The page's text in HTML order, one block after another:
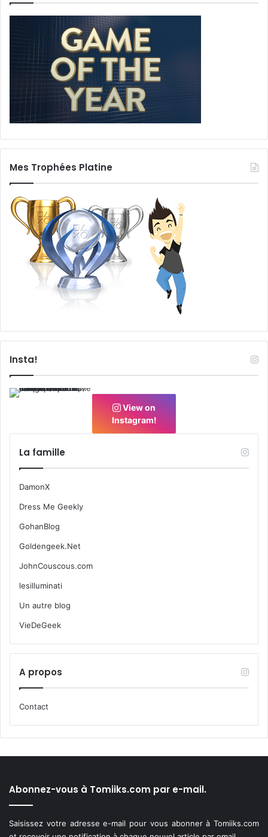
Mes Trophées Platine
Insta!
View on
Instagram!
La famille
DamonX
Dress Me Geekly
GohanBlog
Goldengeek.Net
JohnCouscous.com
lesilluminati
Un autre blog
VieDeGeek
A propos
Contact
Abonnez-vous à Tomiiks.com par e-mail.
Saisissez votre adresse e-mail pour vous abonner à Tomiiks.com